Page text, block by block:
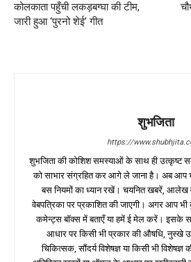
कोलकाता पहुँची लकड़बग्घा की टीम,
जारी हुआ ‘पुरनो शेई’ गीत
शुभजिता
https://
शुभजिता की कोशिश समस्याओं के साथ ही उत्कृष्ट
को साभार संग्रहित कर आगे ले जाना है। अब आप
बस नियमों का ध्यान रखें। चयनित खबरें, आलेख
वेबपत्रिका पर प्रकाशित की जाएगी। अगर आप
कमेन्ट्स बॉक्स में बताएँ या हमें ई मेल करें। इसके
आधार पर किसी भी प्रकार की औषधि, नुस्खे
चिकित्सक, सौंदर्य विशेषज्ञ या किसी भी